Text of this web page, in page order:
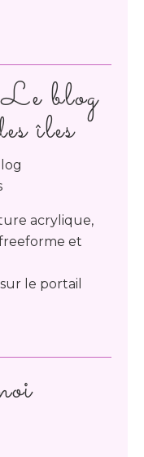
blog
îles
acrylique,
et
sur le portail